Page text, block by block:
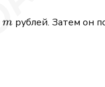
m
m рублей. Затем он